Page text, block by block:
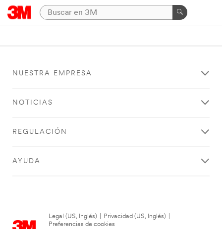
NUESTRA EMPRESA
NOTICIAS
REGULACIÓN
AYUDA
Legal (US, Inglés) Privacidad (US, Inglés)
Preferencias de cookies